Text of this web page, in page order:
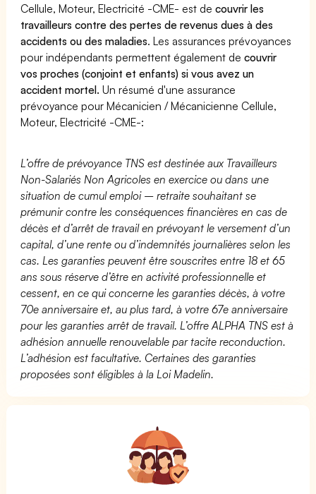
Cellule, Moteur, Electricité -CME- est decouvrir les
travailleurs contre des pertes de revenus dues à des
accidents ou des maladies. Les assurances prévoyances
pour indépendants permettent également decouvrir
vos proches (conjoint et enfants) si vous avez un
accident mortel. Un résumé d'une assurance
prévoyance pour Mécanicien / Mécanicienne Cellule,
Moteur, Electricité -CME-:
L’offre de prévoyance TNS est destinée aux Travailleurs
Non-Salariés Non Agricoles en exercice ou dans une
situation de cumul emploi – retraite souhaitant se
prémunir contre les conséquences financières en cas de
décès et d’arrêt de travail en prévoyant le versement d’un
capital, d’une rente ou d’indemnités journalières selon les
cas. Les garanties peuvent être souscrites entre 18 et 65
ans sous réserve d’être en activité professionnelle et
cessent, en ce qui concerne les garanties décès, à votre
70e anniversaire et, au plus tard, à votre 67e anniversaire
pour les garanties arrêt de travail. L’offre ALPHA TNS est à
adhésion annuelle renouvelable par tacite reconduction.
L’adhésion est facultative. Certaines des garanties
proposées sont éligibles à la Loi Madelin.